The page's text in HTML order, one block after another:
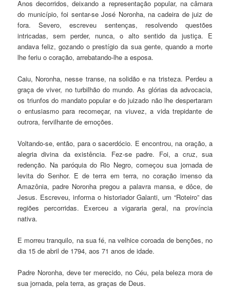
Anos decorridos, deixando a representação popular, na câmara
do município, foi sentar-se José Noronha, na cadeira de juiz de
fora. Severo, escreveu sentenças, resolvendo questões
intricadas, sem perder, nunca, o alto sentido da justiça. E
andava feliz, gozando o prestígio da sua gente, quando a morte
lhe feriu o coração, arrebatando-lhe a esposa.
Caiu, Noronha, nesse transe, na solidão e na tristeza. Perdeu a
graça de viver, no turbilhão do mundo. As glórias da advocacia,
os triunfos do mandato popular e do juizado não lhe despertaram
o entusiasmo para recomeçar, na viuvez, a vida trepidante de
outrora, fervilhante de emoções.
Voltando-se, então, para o sacerdócio. E encontrou, na oração, a
alegria divina da existência. Fez-se padre. Foi, a cruz, sua
redenção. Na paróquia do Rio Negro, começou sua jornada de
levita do Senhor. E de terra em terra, no coração imenso da
Amazônia, padre Noronha pregou a palavra mansa, e dôce, de
Jesus. Escreveu, informa o historiador Galanti, um “Roteiro” das
regiões percorridas. Exerceu a vigararia geral, na província
nativa.
E morreu tranquilo, na sua fé, na velhice coroada de benções, no
dia 15 de abril de 1794, aos 71 anos de idade.
Padre Noronha, deve ter merecido, no Céu, pela beleza mora de
sua jornada, pela terra, as graças de Deus.